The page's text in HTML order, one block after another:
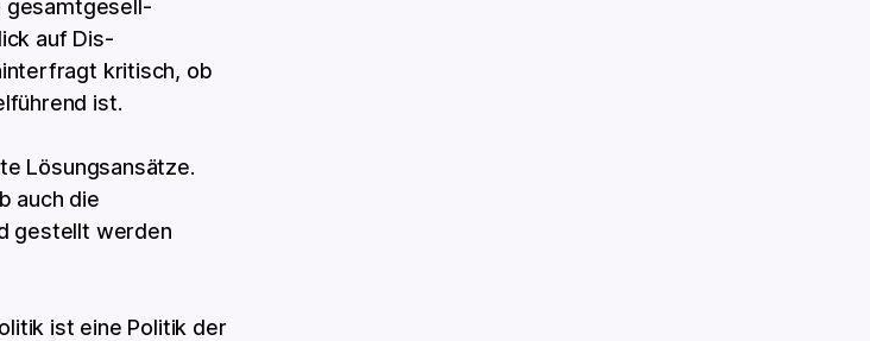
gesamt­gesell­
auf Dis­
kritisch, ob
ist.
Lösungsansätze.
auch die
gestellt werden
ist eine Politik der